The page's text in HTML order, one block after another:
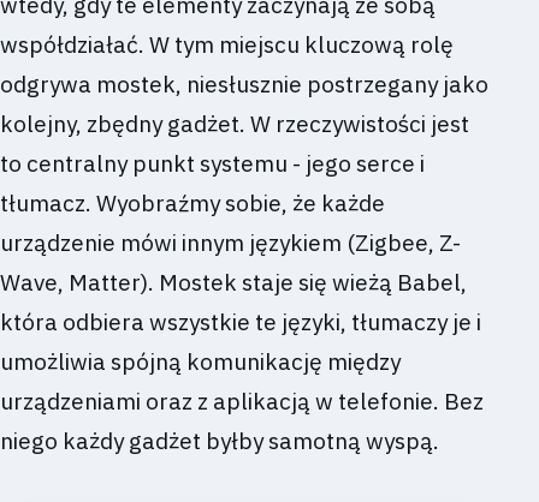
współdziałać. W tym miejscu kluczową rolę
odgrywa mostek, niesłusznie postrzegany jako
kolejny, zbędny gadżet. W rzeczywistości jest
to centralny punkt systemu - jego serce i
tłumacz. Wyobraźmy sobie, że każde
urządzenie mówi innym językiem (Zigbee, Z-
Wave, Matter). Mostek staje się wieżą Babel,
która odbiera wszystkie te języki, tłumaczy je i
umożliwia spójną komunikację między
urządzeniami oraz z aplikacją w telefonie. Bez
niego każdy gadżet byłby samotną wyspą.